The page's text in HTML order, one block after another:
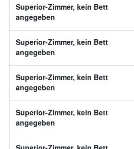
Superior-Zimmer, kein Bett
angegeben
Superior-Zimmer, kein Bett
angegeben
Superior-Zimmer, kein Bett
angegeben
Superior-Zimmer, kein Bett
angegeben